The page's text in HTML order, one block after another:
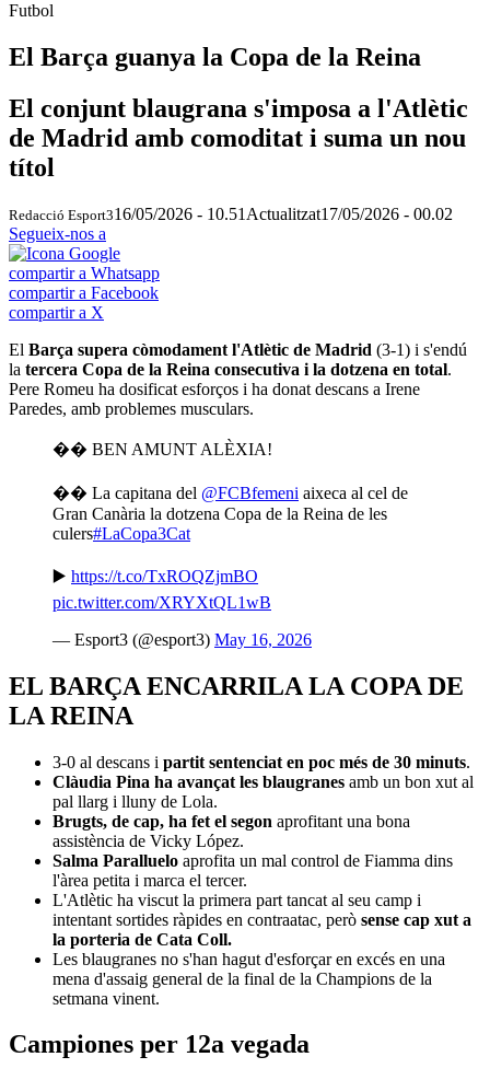
Futbol
El Barça guanya la Copa de la Reina
El conjunt blaugrana s'imposa a l'Atlètic
de Madrid amb comoditat i suma un nou
títol
Redacció Esport316/05/2026 - 10.51 Actualitzat17/05/2026 - 00.02
Segueix-nos a
compartir a Whatsapp
compartir a Facebook
compartir a X
El Barça supera còmodament l'Atlètic de Madrid (3-1) i s'endú
la tercera Copa de la Reina consecutiva i la dotzena en total.
Pere Romeu ha dosificat esforços i ha donat descans a Irene
Paredes, amb problemes musculars.
�� BEN AMUNT ALÈXIA!
�� La capitana del @FCBfemeni aixeca al cel de
Gran Canària la dotzena Copa de la Reina de les
culers#LaCopa3Cat
▶️ https://t.co/TxROQZjmBO
pic.twitter.com/XRYXtQL1wB
— Esport3 (@esport3) May 16, 2026
EL BARÇA ENCARRILA LA COPA DE
LA REINA
3-0 al descans i partit sentenciat en poc més de 30 minuts.
Clàudia Pina ha avançat les blaugranes amb un bon xut al
pal llarg i lluny de Lola.
Brugts, de cap, ha fet el segon aprofitant una bona
assistència de Vicky López.
Salma Paralluelo aprofita un mal control de Fiamma dins
l'àrea petita i marca el tercer.
L'Atlètic ha viscut la primera part tancat al seu camp i
intentant sortides ràpides en contraatac, però sense cap xut a
la porteria de Cata Coll.
Les blaugranes no s'han hagut d'esforçar en excés en una
mena d'assaig general de la final de la Champions de la
setmana vinent.
Campiones per 12a vegada